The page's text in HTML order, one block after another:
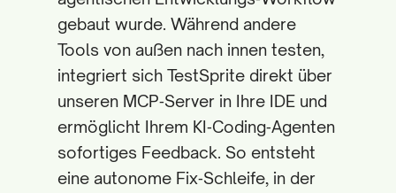
gebaut wurde. Während andere
Tools von außen nach innen testen,
integriert sich TestSprite direkt über
unseren MCP‑Server in Ihre IDE und
ermöglicht Ihrem KI‑Coding‑Agenten
sofortiges Feedback. So entsteht
eine autonome Fix‑Schleife, in der